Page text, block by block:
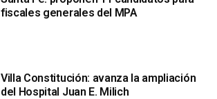
fiscales generales del MPA
Villa Constitución: avanza la ampliación
del Hospital Juan E. Milich